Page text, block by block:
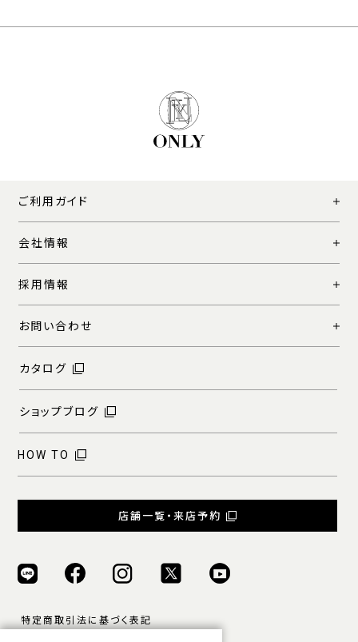
ご利用ガイド
会社情報
採用情報
お問い合わせ
カタログ
ショップブログ
HOW TO
店舗一覧・来店予約
特定商取引法に基づく表記